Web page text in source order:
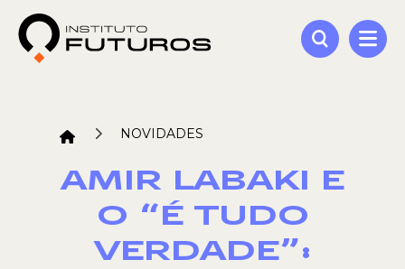
NOVIDADES
AMIR LABAKI E
O “É TUDO
VERDADE”: